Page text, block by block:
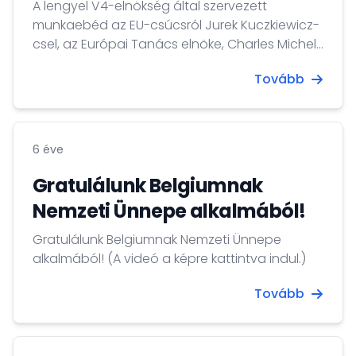
A lengyel V4-elnökség által szervezett
munkaebéd az EU-csúcsról Jurek Kuczkiewicz-
csel, az Európai Tanács elnöke, Charles Michel
eseményen részt vett dr. Kovács Tamás Iván
Tovább
6 éve
Gratulálunk Belgiumnak
Nemzeti Ünnepe alkalmából!
Gratulálunk Belgiumnak Nemzeti Ünnepe
alkalmából! (A videó a képre kattintva indul.)
Tovább